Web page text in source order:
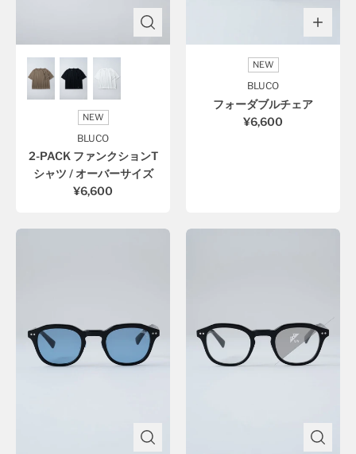
NEW
BLUCO
2-PACK ファンクションT
シャツ / オーバーサイズ
¥6,600
NEW
BLUCO
フォーダブルチェア
¥6,600